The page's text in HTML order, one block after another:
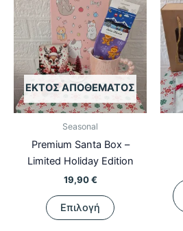
ΕΚΤΌΣ ΑΠΟΘΈΜΑΤΟΣ
Seasonal
Premium Santa Box –
Limited Holiday Edition
19,90€
Επιλογή
το